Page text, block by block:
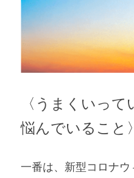
〈うまくいって
悩んでいること〉
一番は、新型コロナ